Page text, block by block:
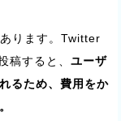
ります。Twitter
稿すると、ユーザ
るため、費用をか